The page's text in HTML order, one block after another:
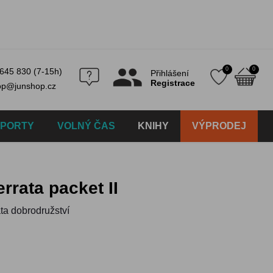
830 (7-15h)
Přihlášení
Registrace
0 0
VOLNÝ ČAS KNIHY VÝPRODEJ
packet II
dobrodružství